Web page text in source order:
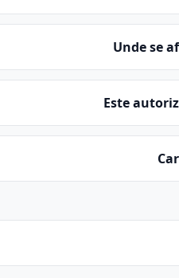
Unde se
Este